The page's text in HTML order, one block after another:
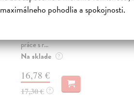
maximálneho pohodlia a spokojnosti.
Ptáček Radek
| Kniha
Koncept sdíleného rodičovství byl
práce s r...
Na sklade ?
16,78 €
17,30 € ?